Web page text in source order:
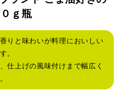
ｇ瓶
りと味わいが料理においしい
。
仕上げの風味付けまで幅広く